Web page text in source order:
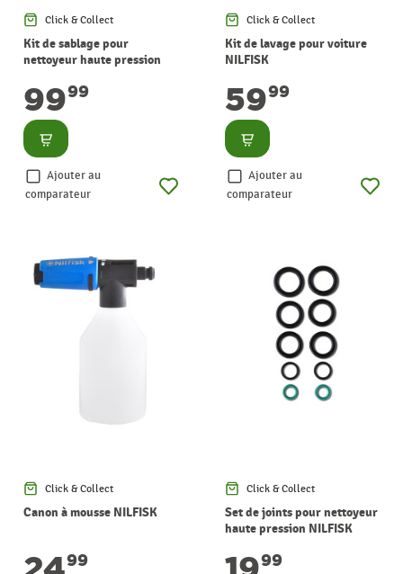
Click & Collect
Kit de sablage pour
nettoyeur haute pression
9999
Consulter
Ajouter au
comparateur
Click & Collect
Kit de lavage pour voiture
NILFISK
5999
Consulter
Ajouter au
comparateur
Click & Collect
Canon à mousse NILFISK
99
Click & Collect
Set de joints pour nettoyeur
haute pression NILFISK
99